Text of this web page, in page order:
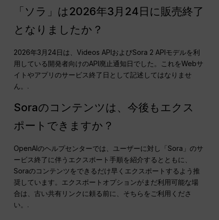
「ソラ」は2026年3月24日に販売終了
となりましたか？
2026年3月24日は、Videos APIおよびSora 2 APIモデルを利
用している開発者向けのAPI廃止通知日でした。これをWebサ
イトやアプリのサービス終了日として記述してはなりませ
ん。.
Soraのコンテンツは、今後もエクス
ポートできますか？
OpenAIのヘルプセンターでは、ユーザーに対し「Sora」のサ
ービス終了に伴うエクスポート手順を紹介するとともに、
Soraのコンテンツをできるだけ早くエクスポートするよう推
奨しています。エクスポートオプションがまだ利用可能な場
合は、古い共有リンクに頼る前に、そちらをご利用くださ
い。.